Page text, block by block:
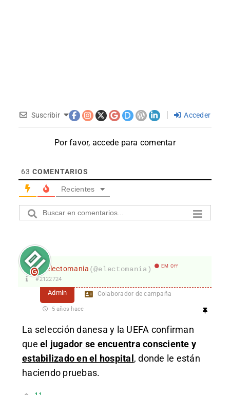
Suscribir Acceder
Por favor, accede para comentar
63 COMENTARIOS
Recientes
electomania (@electomania) EM Off
#2122724
Admin Colaborador de campaña
5 años hace
La selección danesa y la UEFA confirman
que el jugador se encuentra consciente y
estabilizado en el hospital , donde le están
haciendo pruebas.